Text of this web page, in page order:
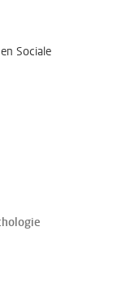
Sociale